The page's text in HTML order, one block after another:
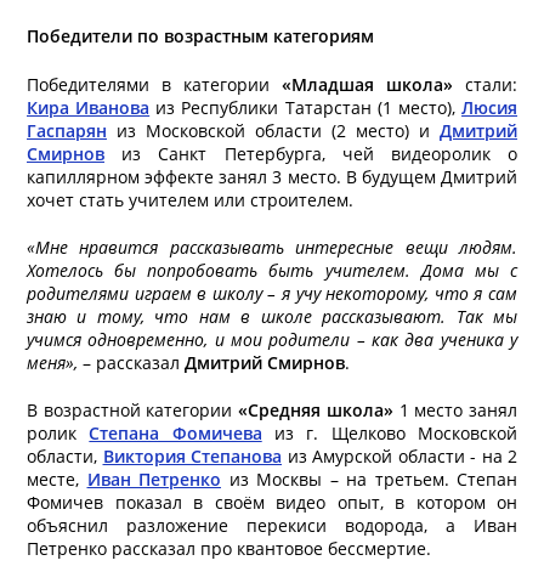
Победители по возрастным категориям
Победителями в категории «Младшая школа» стали:
Кира Иванова из Республики Татарстан (1 место),Люсия
Гаспарян из Московской области (2 место) и Дмитрий
Смирнов из Санкт Петербурга, чей видеоролик о
капиллярном эффекте занял 3 место. В будущем Дмитрий
хочет стать учителем или строителем.
«Мне нравится рассказывать интересные вещи людям.
Хотелось бы попробовать быть учителем. Дома мы с
родителями играем в школу – я учу некоторому, что я сам
знаю и тому, что нам в школе рассказывают. Так мы
учимся одновременно, и мои родители – как два ученика у
меня», – рассказал Дмитрий Смирнов.
В возрастной категории«Средняя школа» 1 место занял
роликСтепана Фомичева из г. Щелково Московской
области, Виктория Степанова из Амурской области - на 2
месте, Иван Петренко из Москвы – на третьем. Степан
Фомичев показал в своём видео опыт, в котором он
объяснил разложение перекиси водорода, а Иван
Петренко рассказал про квантовое бессмертие.